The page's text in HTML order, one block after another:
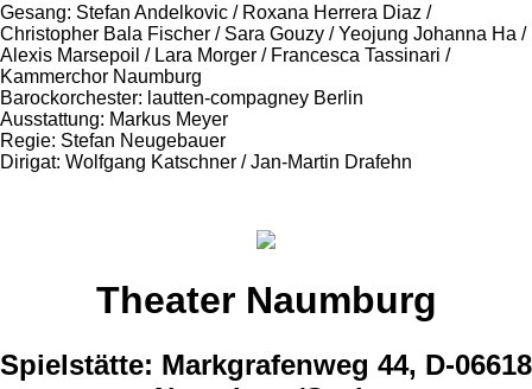
Gesang: Stefan Andelkovic / Roxana Herrera Diaz /
Christopher Bala Fischer / Sara Gouzy / Yeojung Johanna Ha /
Alexis Marsepoil / Lara Morger / Francesca Tassinari /
Kammerchor Naumburg
Barockorchester: lautten-compagney Berlin
Ausstattung: Markus Meyer
Regie: Stefan Neugebauer
Dirigat: Wolfgang Katschner / Jan-Martin Drafehn
Theater Naumburg
Spielstätte: Markgrafenweg 44, D-06618